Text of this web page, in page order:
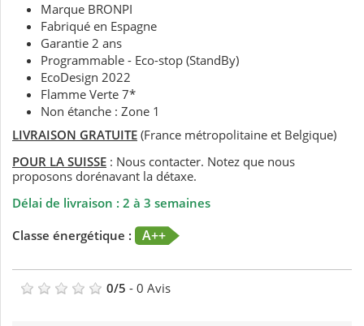
Marque BRONPI
Fabriqué en Espagne
Garantie 2 ans
Programmable - Eco-stop (StandBy)
EcoDesign 2022
Flamme Verte 7*
Non étanche : Zone 1
LIVRAISON GRATUITE (France métropolitaine et Belgique)
POUR LA SUISSE : Nous contacter. Notez que nous
proposons dorénavant la détaxe.
Délai de livraison : 2 à 3 semaines
Classe énergétique :
A++
0/5 - 0 Avis